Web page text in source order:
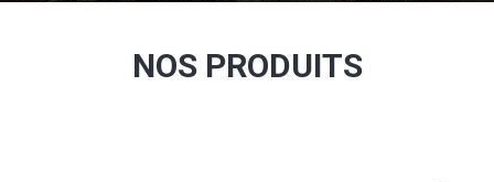
NOS PRODUITS